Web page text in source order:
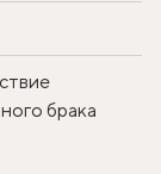
брака